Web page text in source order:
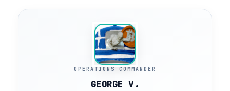
OPERATIONS COMMANDER
GEORGE V.